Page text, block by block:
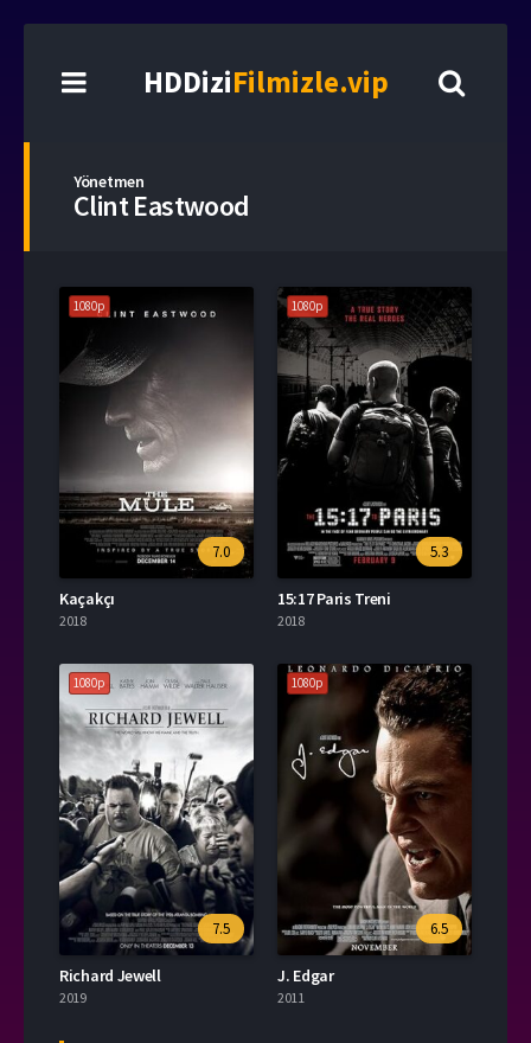
HDDiziFilmizle.vip
Yönetmen
Clint Eastwood
1080p
7.0
Kaçakçı
2018
1080p
5.3
15:17 Paris Treni
2018
1080p
7.5
Richard Jewell
2019
1080p
6.5
J. Edgar
2011